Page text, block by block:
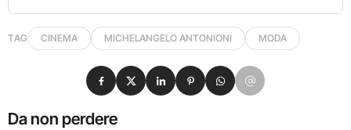
TAG CINEMA MICHELANGELO ANTONIONI MODA
Da non perdere
Condividi su Facebook
Condividi su X
Condividi su LinkedIn
Condividi su Pinterest
Condividi su WhatsApp
Condividi su Email